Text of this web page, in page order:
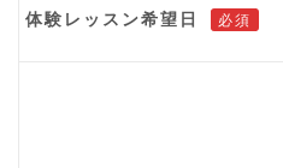
体験レッスン希望日
必須